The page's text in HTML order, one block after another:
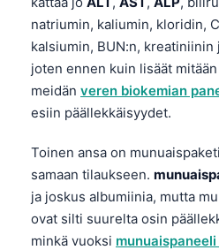
natriumin, kaliumin, kloridin,
kalsiumin, BUN:n,
joten ennen kuin lisäät
meidän veren biokemian
esiin päällekkäisyydet.
Toinen ansa on
samaan tilaukseen.
ja joskus albumiinia, mutta
ovat silti suurelta osin
minkä vuoksi